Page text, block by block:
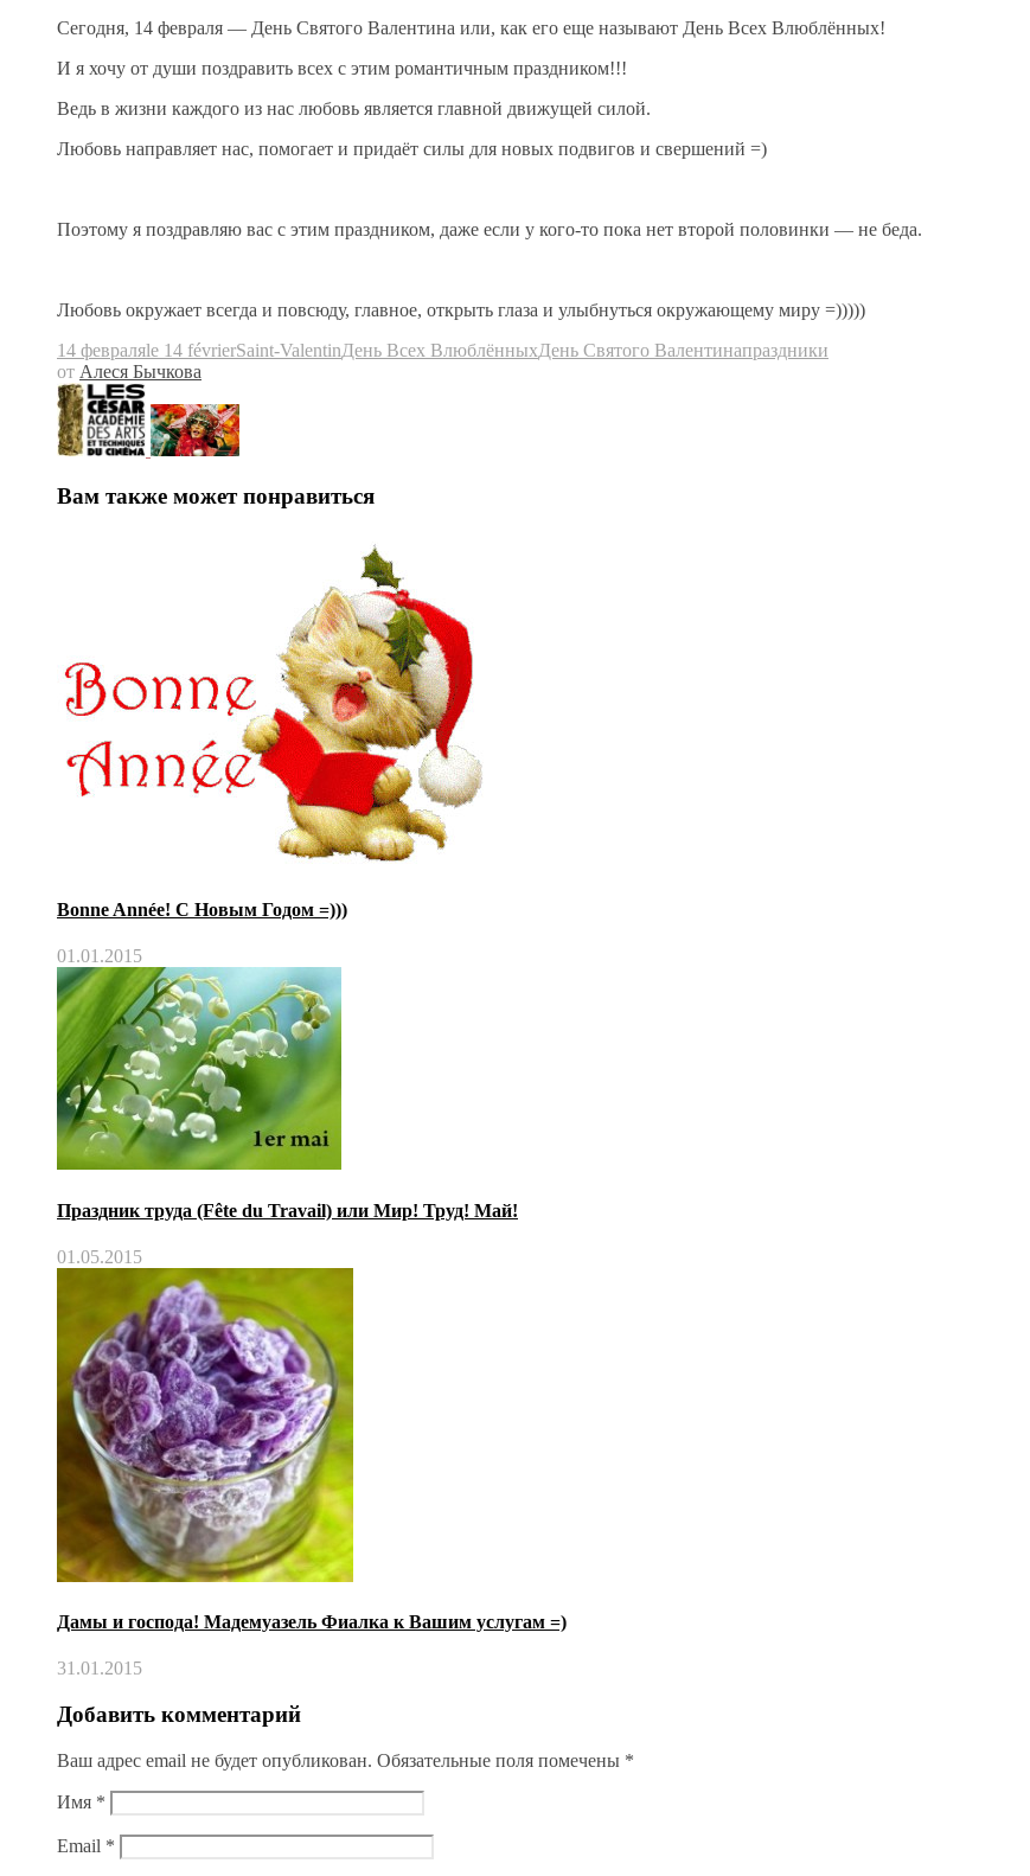
Сегодня, 14 февраля — День Святого Валентина или, как его еще называют День Всех Влюблённых!
И я хочу от души поздравить всех с этим романтичным праздником!!!
Ведь в жизни каждого из нас любовь является главной движущей силой.
Любовь направляет нас, помогает и придаёт силы для новых подвигов и свершений =)
Поэтому я поздравляю вас с этим праздником, даже если у кого-то пока нет второй половинки — не беда.
Любовь окружает всегда и повсюду, главное, открыть глаза и улыбнуться окружающему миру =)))))
14 февраляle 14 févrierSaint-ValentinДень Всех ВлюблённыхДень Святого Валентинапраздники
от Алеся Бычкова
Вам также может понравиться
Bonne Année! С Новым Годом =)))
01.01.2015
Праздник труда (Fête du Travail) или Мир! Труд! Май!
01.05.2015
Дамы и господа! Мадемуазель Фиалка к Вашим услугам =)
31.01.2015
Добавить комментарий
Ваш адрес email не будет опубликован. Обязательные поля помечены *
Имя *
Email *